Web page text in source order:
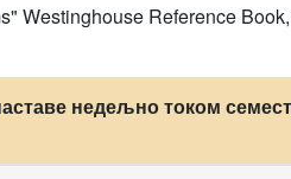
Westinghouse Reference Book,
недељно током